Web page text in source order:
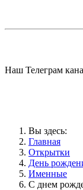
Наш Телеграм
Вы здесь:
Главная
Открытки
День
Именные
С днем